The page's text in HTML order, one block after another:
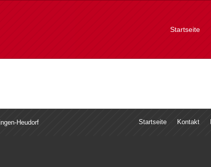
Startseite
Heudorf Startseite Kontakt